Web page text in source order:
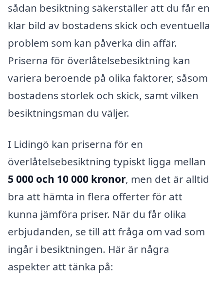
sådan besiktning säkerställer att du får en
klar bild av bostadens skick och eventuella
problem som kan påverka din affär.
Priserna för överlåtelsebesiktning kan
variera beroende på olika faktorer, såsom
bostadens storlek och skick, samt vilken
besiktningsman du väljer.
I Lidingö kan priserna för en
överlåtelsebesiktning typiskt ligga mellan
5 000 och 10 000 kronor, men det är alltid
bra att hämta in flera offerter för att
kunna jämföra priser. När du får olika
erbjudanden, se till att fråga om vad som
ingår i besiktningen. Här är några
aspekter att tänka på: